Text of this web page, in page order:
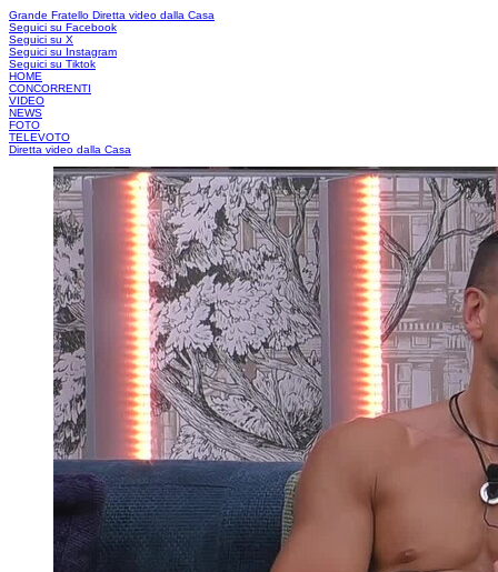
Grande Fratello Diretta video dalla Casa
Seguici su Facebook
Seguici su X
Seguici su Instagram
Seguici su Tiktok
HOME
CONCORRENTI
VIDEO
NEWS
FOTO
TELEVOTO
Diretta video dalla Casa